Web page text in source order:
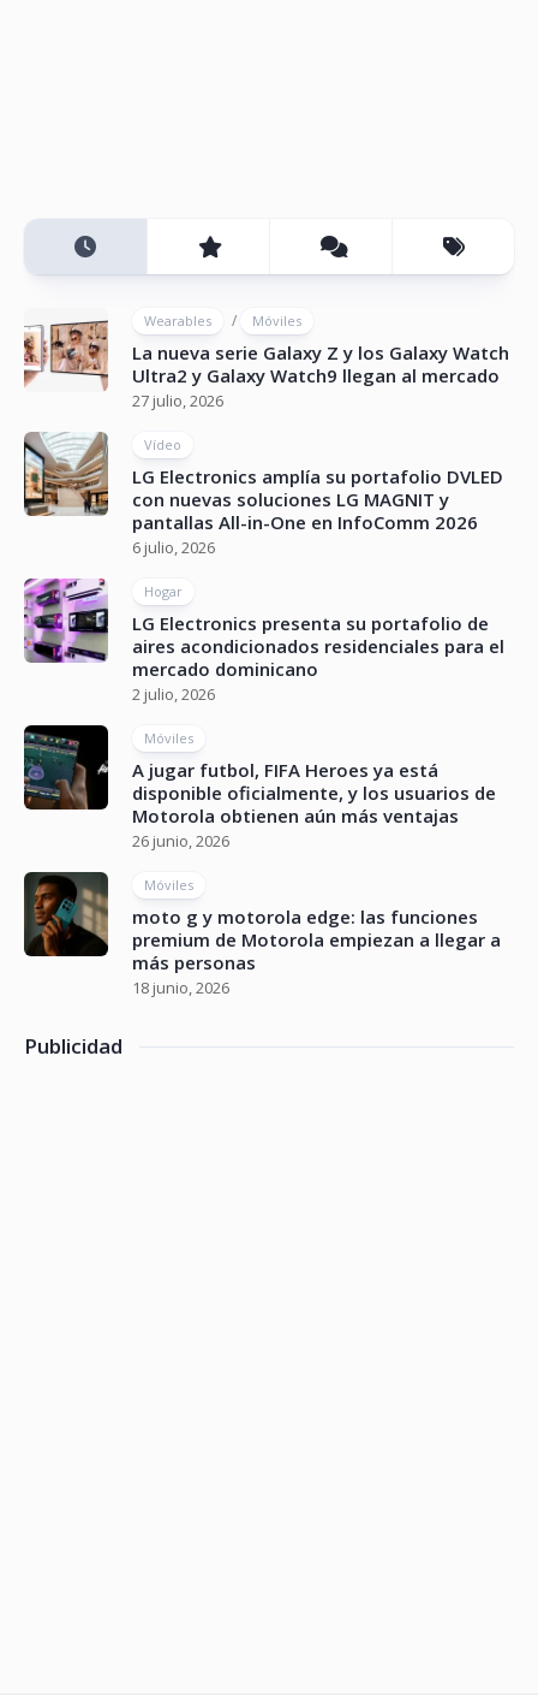
Wearables / Móviles
La nueva serie Galaxy Z y los Galaxy Watch
Ultra2 y Galaxy Watch9 llegan al mercado
27 julio, 2026
Vídeo
LG Electronics amplía su portafolio DVLED
con nuevas soluciones LG MAGNIT y
pantallas All-in-One en InfoComm 2026
6 julio, 2026
Hogar
LG Electronics presenta su portafolio de
aires acondicionados residenciales para el
mercado dominicano
2 julio, 2026
Móviles
A jugar futbol, FIFA Heroes ya está
disponible oficialmente, y los usuarios de
Motorola obtienen aún más ventajas
26 junio, 2026
Móviles
moto g y motorola edge: las funciones
premium de Motorola empiezan a llegar a
más personas
18 junio, 2026
Publicidad